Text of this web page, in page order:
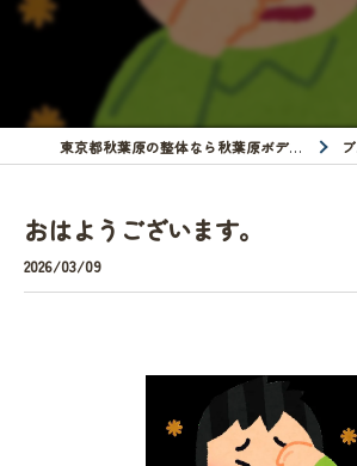
東京都秋葉原の整体なら秋葉原ボディバランス整骨院 ブログ
おはようございます。
2026/03/09